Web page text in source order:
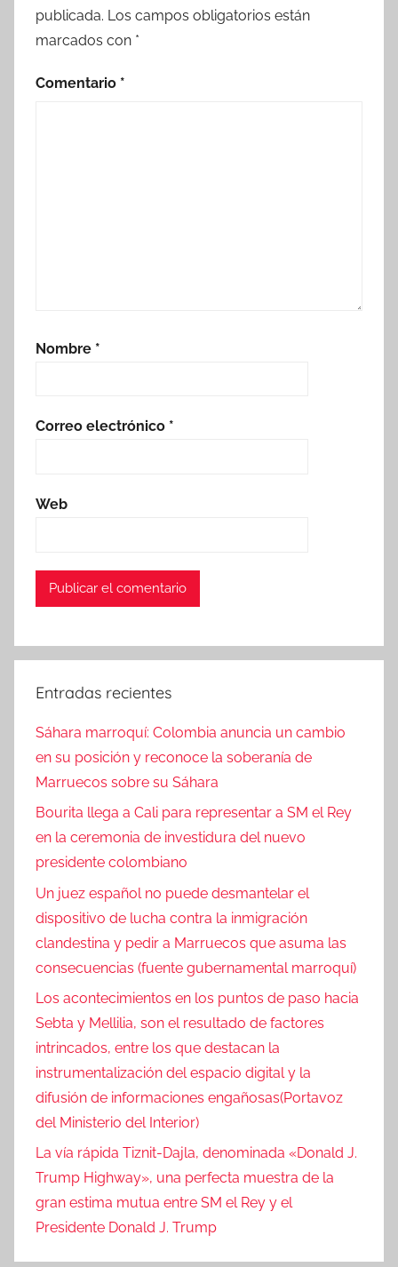
publicada. Los campos obligatorios están
marcados con *
Comentario *
Nombre *
Correo electrónico *
Web
Entradas recientes
Sáhara marroquí: Colombia anuncia un cambio
en su posición y reconoce la soberanía de
Marruecos sobre su Sáhara
Bourita llega a Cali para representar a SM el Rey
en la ceremonia de investidura del nuevo
presidente colombiano
Un juez español no puede desmantelar el
dispositivo de lucha contra la inmigración
clandestina y pedir a Marruecos que asuma las
consecuencias (fuente gubernamental marroquí)
Los acontecimientos en los puntos de paso hacia
Sebta y Mellilia, son el resultado de factores
intrincados, entre los que destacan la
instrumentalización del espacio digital y la
difusión de informaciones engañosas(Portavoz
del Ministerio del Interior)
La vía rápida Tiznit-Dajla, denominada «Donald J.
Trump Highway», una perfecta muestra de la
gran estima mutua entre SM el Rey y el
Presidente Donald J. Trump